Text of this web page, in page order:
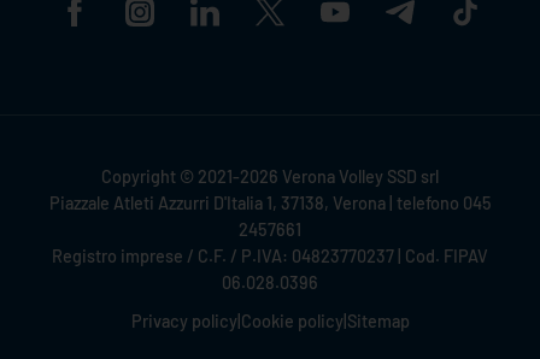
Copyright © 2021-2026 Verona Volley SSD srl
Piazzale Atleti Azzurri D'Italia 1, 37138, Verona | telefono 045
2457661
Registro imprese / C.F. / P.IVA: 04823770237 | Cod. FIPAV
06.028.0396
Privacy policy Cookie policy Sitemap